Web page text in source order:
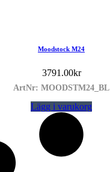
Moodstock M24
3791.00kr
ArtNr: MOODSTM24_BL
Lägg i varukorg